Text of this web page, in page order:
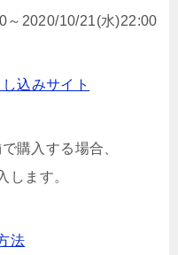
～2020/10/21(水)22:00
込みサイト
購入する場合、
します。
法